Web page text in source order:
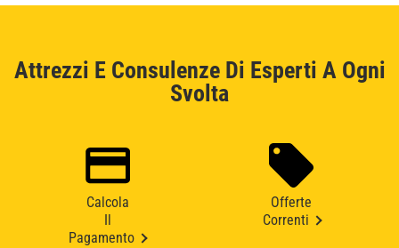
Attrezzi E Consulenze Di Esperti A Ogni
Svolta
Calcola
Pagamento
Offerte
Correnti